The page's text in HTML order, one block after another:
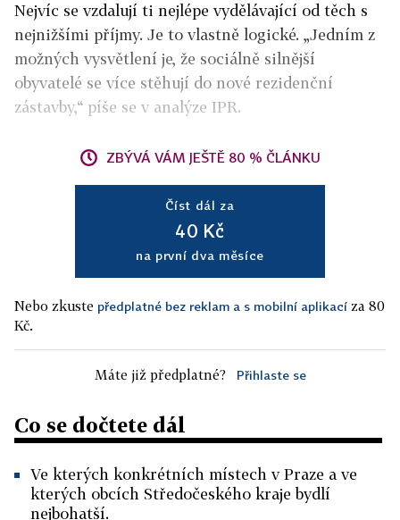
Nejvíc se vzdalují ti nejlépe vydělávající od těch s
nejnižšími příjmy. Je to vlastně logické. „Jedním z
možných vysvětlení je, že sociálně silnější
obyvatelé se více stěhují do nové rezidenční
zástavby,“ píše se v analýze IPR.
ZBÝVÁ VÁM JEŠTĚ 80 % ČLÁNKU
Číst dál za
40 Kč
na první dva měsíce
Nebo zkuste předplatné bez reklam a s mobilní aplikací za 80
Kč.
Máte již předplatné? Přihlaste se
Co se dočtete dál
Ve kterých konkrétních místech v Praze a ve
kterých obcích Středočeského kraje bydlí
nejbohatší.